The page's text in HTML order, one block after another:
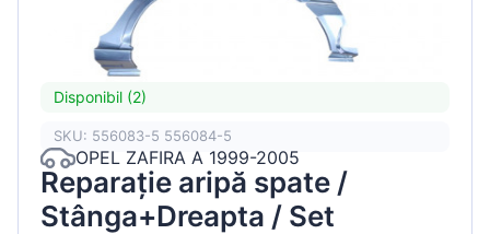
Disponibil (2)
SKU: 556083-5 556084-5
OPEL ZAFIRA A 1999-2005
Reparație aripă spate /
Stânga+Dreapta / Set